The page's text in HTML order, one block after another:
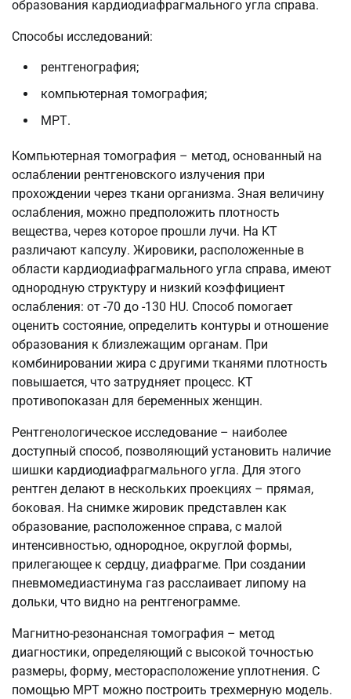
образования кардиодиафрагмального угла справа.
Способы исследований:
рентгенография;
компьютерная томография;
МРТ.
Компьютерная томография – метод, основанный на
ослаблении рентгеновского излучения при
прохождении через ткани организма. Зная величину
ослабления, можно предположить плотность
вещества, через которое прошли лучи. На КТ
различают капсулу. Жировики, расположенные в
области кардиодиафрагмального угла справа, имеют
однородную структуру и низкий коэффициент
ослабления: от -70 до -130 HU. Способ помогает
оценить состояние, определить контуры и отношение
образования к близлежащим органам. При
комбинировании жира с другими тканями плотность
повышается, что затрудняет процесс. КТ
противопоказан для беременных женщин.
Рентгенологическое исследование – наиболее
доступный способ, позволяющий установить наличие
шишки кардиодиафрагмального угла. Для этого
рентген делают в нескольких проекциях – прямая,
боковая. На снимке жировик представлен как
образование, расположенное справа, с малой
интенсивностью, однородное, округлой формы,
прилегающее к сердцу, диафрагме. При создании
пневмомедиастинума газ расслаивает липому на
дольки, что видно на рентгенограмме.
Магнитно-резонансная томография – метод
диагностики, определяющий с высокой точностью
размеры, форму, месторасположение уплотнения. С
помощью МРТ можно построить трехмерную модель.